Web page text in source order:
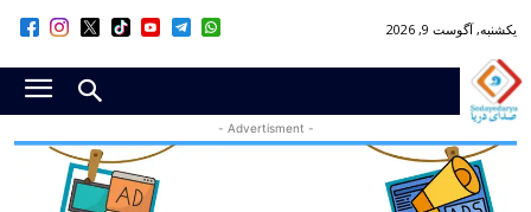
یکشنبه, آگوست 9, 2026
- Advertisment -